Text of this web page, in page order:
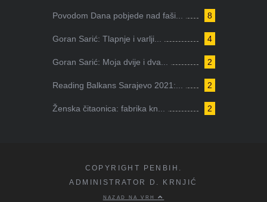
8
Povodom Dana pobjede nad faši...
4
Goran Sarić: Tlapnje i varlji...
2
Goran Sarić: Moja dvije i dva...
2
Reading Balkans Sarajevo 2021:...
2
Ženska čitaonica: fabrika kn...
COPYRIGHT PENBIH.
ADMINISTRATOR D. KRNJIĆ
NAZAD NA VRH